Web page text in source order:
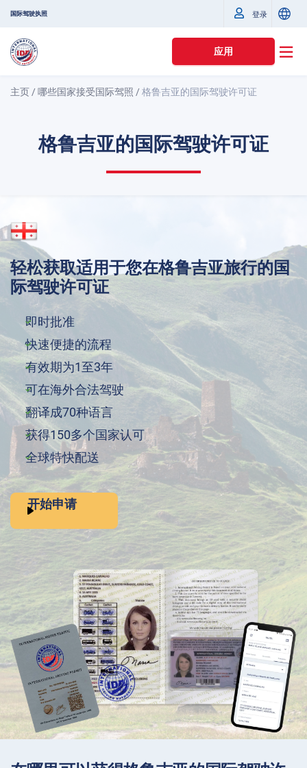
国际驾驶执照 登录
应用
主页 /哪些国家接受国际驾照 /格鲁吉亚的国际驾驶许可证
格鲁吉亚的国际驾驶许可证
轻松获取适用于您在格鲁吉亚旅行的国
际驾驶许可证
即时批准
快速便捷的流程
有效期为1至3年
可在海外合法驾驶
翻译成70种语言
获得150多个国家认可
全球特快配送
开始申请